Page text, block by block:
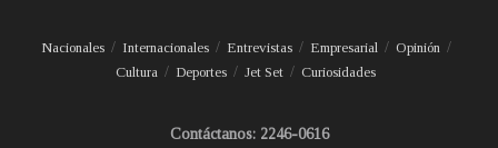
Nacionales Internacionales Entrevistas Empresarial
Opinión
Cultura
Deportes Jet Set Curiosidades
Contáctanos: 2246-0616